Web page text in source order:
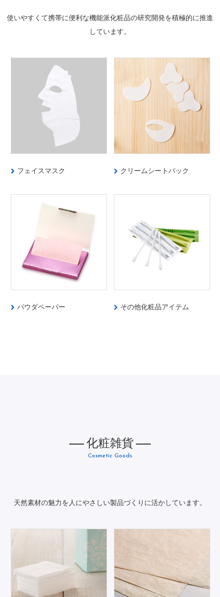
使いやすくて携帯に便利な機能派化粧品の研究開発を積極的に推進
しています。
フェイスマスク クリームシートパック
パウダペーパー その他化粧品アイテム
化粧雑貨
Cosmetic Goods
天然素材の魅力を人にやさしい製品づくりに活かしています。